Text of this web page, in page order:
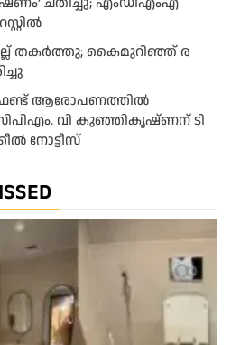
ത​ക​ർ​ത്തു; കൈ​മു​റി​ഞ്ഞ് ര​
ഫണ്ട് ആരോപണത്തിൽ
വി കുഞ്ഞികൃഷ്ണന് ടി
നോട്ടീസ്